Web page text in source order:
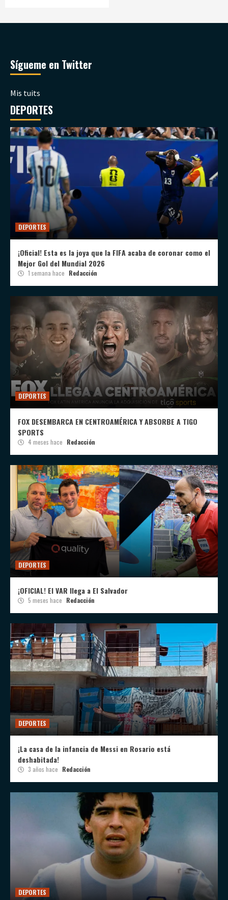
Sígueme en Twitter
Mis tuits
DEPORTES
DEPORTES
¡Oficial! Esta es la joya que la FIFA acaba de coronar como el
Mejor Gol del Mundial 2026
1 semana hace Redacción
DEPORTES
FOX DESEMBARCA EN CENTROAMÉRICA Y ABSORBE A TIGO
SPORTS
4 meses hace Redacción
DEPORTES
¡OFICIAL! El VAR llega a El Salvador
5 meses hace Redacción
DEPORTES
¡La casa de la infancia de Messi en Rosario está
deshabitada!
3 años hace Redacción
DEPORTES